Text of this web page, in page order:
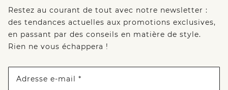
Restez au courant de tout avec notre newsletter :
des tendances actuelles aux promotions exclusives,
en passant par des conseils en matière de style.
Rien ne vous échappera !
Adresse e-mail *